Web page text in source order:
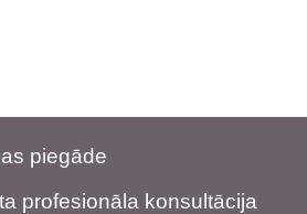
piegāde
profesionāla konsultācija